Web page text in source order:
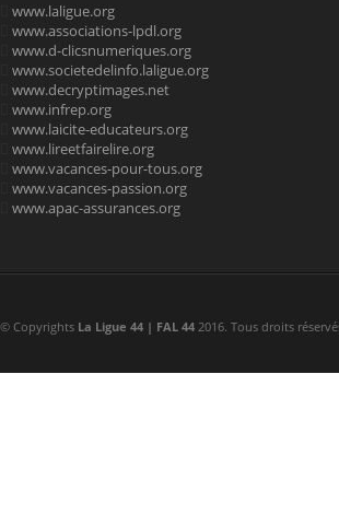
www.laligue.org
www.associations-lpdl.org
www.d-clicsnumeriques.org
www.societedelinfo.laligue.org
www.decryptimages.net
www.infrep.org
www.laicite-educateurs.org
www.lireetfairelire.org
www.vacances-pour-tous.org
www.vacances-passion.org
www.apac-assurances.org
© Copyrights La Ligue 44 | FAL 44 2016. Tous droits